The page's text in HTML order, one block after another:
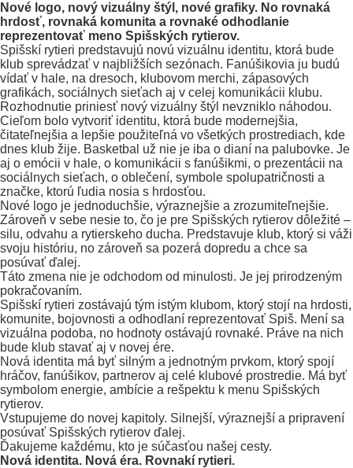
Nové logo, nový vizuálny štýl, nové grafiky. No rovnaká
hrdosť, rovnaká komunita a rovnaké odhodlanie
reprezentovať meno Spišských rytierov.
Spišskí rytieri predstavujú novú vizuálnu identitu, ktorá bude
klub sprevádzať v najbližších sezónach. Fanúšikovia ju budú
vídať v hale, na dresoch, klubovom merchi, zápasových
grafikách, sociálnych sieťach aj v celej komunikácii klubu.
Rozhodnutie priniesť nový vizuálny štýl nevzniklo náhodou.
Cieľom bolo vytvoriť identitu, ktorá bude modernejšia,
čitateľnejšia a lepšie použiteľná vo všetkých prostrediach, kde
dnes klub žije. Basketbal už nie je iba o dianí na palubovke. Je
aj o emócii v hale, o komunikácii s fanúšikmi, o prezentácii na
sociálnych sieťach, o oblečení, symbole spolupatričnosti a
značke, ktorú ľudia nosia s hrdosťou.
Nové logo je jednoduchšie, výraznejšie a zrozumiteľnejšie.
Zároveň v sebe nesie to, čo je pre Spišských rytierov dôležité –
silu, odvahu a rytierskeho ducha. Predstavuje klub, ktorý si váži
svoju históriu, no zároveň sa pozerá dopredu a chce sa
posúvať ďalej.
Táto zmena nie je odchodom od minulosti. Je jej prirodzeným
pokračovaním.
Spišskí rytieri zostávajú tým istým klubom, ktorý stojí na hrdosti,
komunite, bojovnosti a odhodlaní reprezentovať Spiš. Mení sa
vizuálna podoba, no hodnoty ostávajú rovnaké. Práve na nich
bude klub stavať aj v novej ére.
Nová identita má byť silným a jednotným prvkom, ktorý spojí
hráčov, fanúšikov, partnerov aj celé klubové prostredie. Má byť
symbolom energie, ambície a rešpektu k menu Spišských
rytierov.
Vstupujeme do novej kapitoly. Silnejší, výraznejší a pripravení
posúvať Spišských rytierov ďalej.
Ďakujeme každému, kto je súčasťou našej cesty.
Nová identita. Nová éra. Rovnakí rytieri.